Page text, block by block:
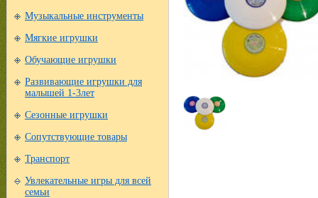
Музыкальные инструменты
Мягкие игрушки
Обучающие игрушки
Развивающие игрушки для
малышей 1-3лет
Сезонные игрушки
Сопутствующие товары
Транспорт
Увлекательные игры для всей
семьи